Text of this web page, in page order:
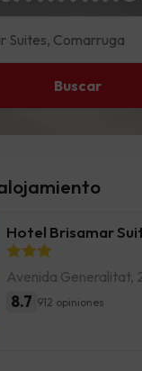
Hotel Brisamar
Avenida Generalitat,
8.7 912 opiniones
Buscar